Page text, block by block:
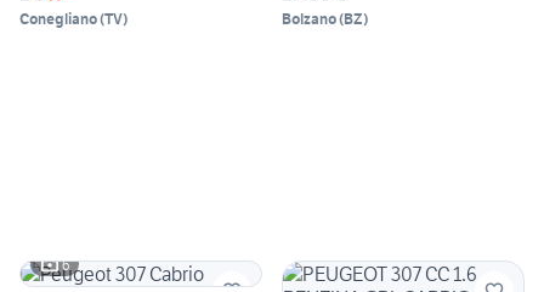
Conegliano(TV) Bolzano(BZ)
6